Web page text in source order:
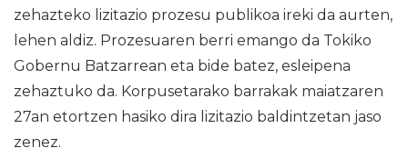
zehazteko lizitazio prozesu publikoa ireki da aurten,
lehen aldiz. Prozesuaren berri emango da Tokiko
Gobernu Batzarrean eta bide batez, esleipena
zehaztuko da. Korpusetarako barrakak maiatzaren
27an etortzen hasiko dira lizitazio baldintzetan jaso
zenez.